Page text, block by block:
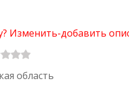
Изменить-добавить
область